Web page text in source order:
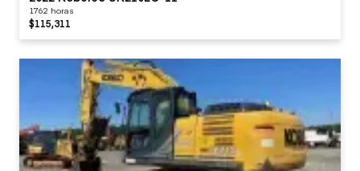
1762 horas
$115,311